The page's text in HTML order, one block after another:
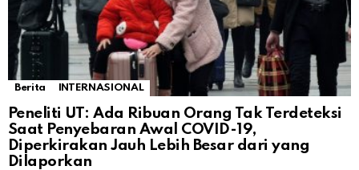
Berita INTERNASIONAL
Peneliti UT: Ada Ribuan Orang Tak Terdeteksi
Saat Penyebaran Awal COVID-19,
Diperkirakan Jauh Lebih Besar dari yang
Dilaporkan